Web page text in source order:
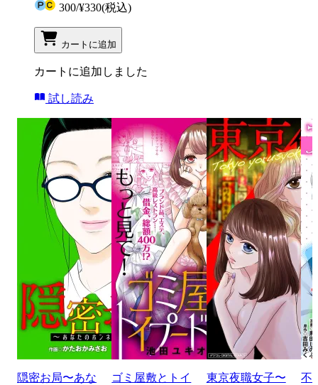
300/¥330(税込)
カートに追加
カートに追加しました
試し読み
隠密お局〜あな
ゴミ屋敷とトイ
東京夜職女子〜
不